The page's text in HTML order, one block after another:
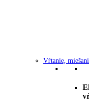
Vŕtanie,